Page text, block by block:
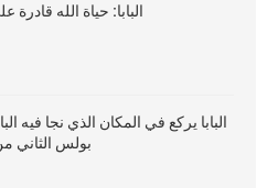
البابا: حياة الله قادرة
البابا يركع في المكان الذي نجا فيه
بولس الثاني